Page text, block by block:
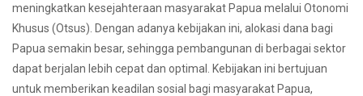
meningkatkan kesejahteraan masyarakat Papua melalui Otonomi
Khusus (Otsus). Dengan adanya kebijakan ini, alokasi dana bagi
Papua semakin besar, sehingga pembangunan di berbagai sektor
dapat berjalan lebih cepat dan optimal. Kebijakan ini bertujuan
untuk memberikan keadilan sosial bagi masyarakat Papua,